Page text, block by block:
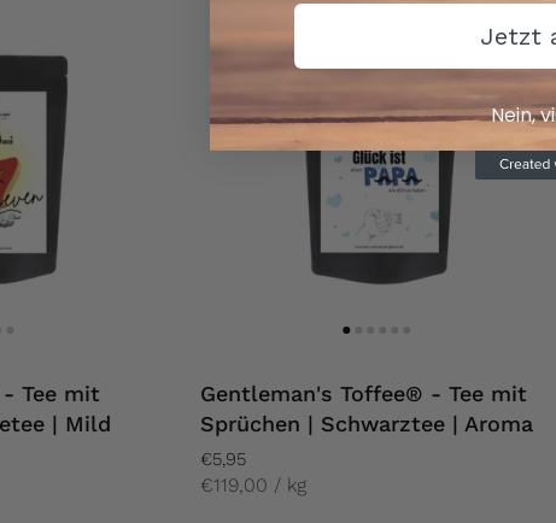
Tee mit
| Mild
Gentleman's Toffee® - Tee mit
Sprüchen | Schwarztee | Aroma
€5,95
€119,00 / kg
Jetzt
Nein,